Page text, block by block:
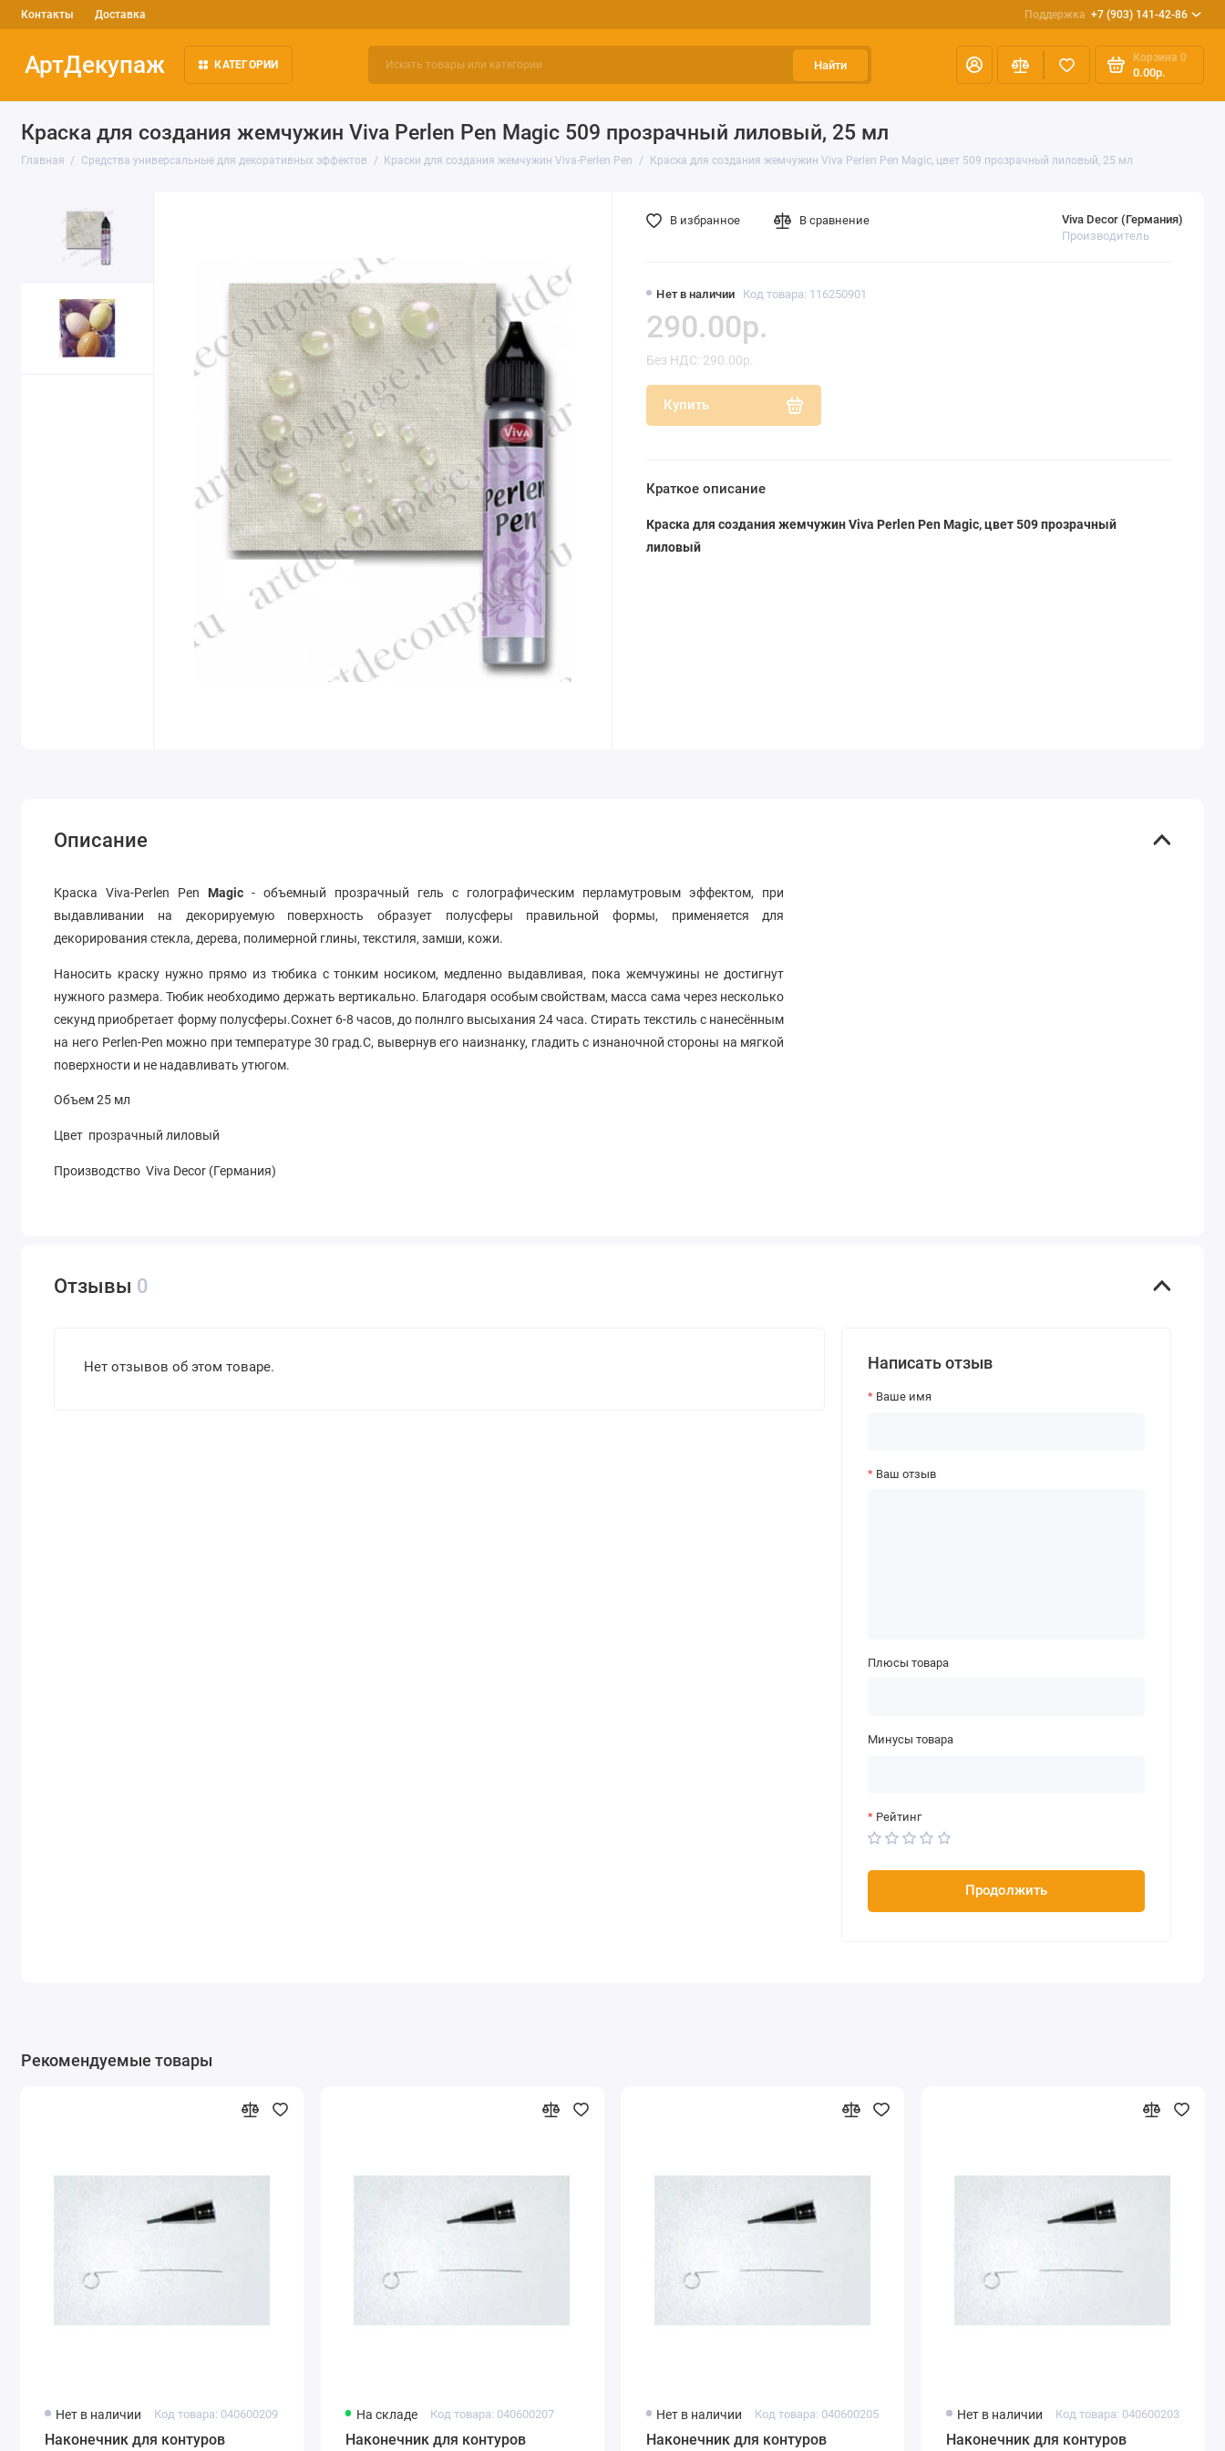
Контакты Доставка Поддержка +7 (903) 141-42-86
АртДекупаж КАТЕГОРИИ Найти
Корзина 0
0.00р.
Краска для создания жемчужин Viva Perlen Pen Magic 509 прозрачный лиловый, 25 мл
Главная Средства универсальные для декоративных эффектов Краски для создания жемчужин Viva-Perlen Pen Краска для создания жемчужин Viva Perlen Pen Magic, цвет 509 прозрачный лиловый, 25 мл
Нет в наличии Код товара: 116250901
Viva Decor (Германия)
Производитель
290.00р.
Без НДС: 290.00р.
Купить
В избранное В сравнение
Краткое описание
Краска для создания жемчужин Viva Perlen Pen Magic, цвет 509 прозрачный
лиловый
Описание
Краска Viva-Perlen Pen Magic - объемный прозрачный гель с голографическим перламутровым эффектом, при
выдавливании на декорируемую поверхность образует полусферы правильной формы, применяется для
декорирования стекла, дерева, полимерной глины, текстиля, замши, кожи.
Наносить краску нужно прямо из тюбика с тонким носиком, медленно выдавливая, пока жемчужины не достигнут
нужного размера. Тюбик необходимо держать вертикально. Благодаря особым свойствам, масса сама через несколько
секунд приобретает форму полусферы.Сохнет 6-8 часов, до полнлго высыхания 24 часа. Стирать текстиль с нанесённым
на него Perlen-Pen можно при температуре 30 град.С, вывернув его наизнанку, гладить с изнаночной стороны на мягкой
поверхности и не надавливать утюгом.
Объем 25 мл
Цвет прозрачный лиловый
Производство Viva Decor (Германия)
Отзывы 0
Нет отзывов об этом товаре. Написать отзыв
Ваше имя
Ваш отзыв
Плюсы товара
Минусы товара
Рейтинг
Продолжить
Рекомендуемые товары
Нет в наличии Код товара: 040600209
Наконечник для контуров
На складе Код товара: 040600207
Наконечник для контуров
Нет в наличии Код товара: 040600205
Наконечник для контуров
Нет в наличии Код товара: 040600203
Наконечник для контуров